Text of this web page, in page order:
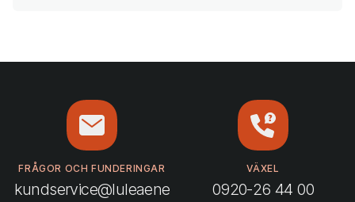
FRÅGOR OCH FUNDERINGAR
kundservice@luleaene
VÄXEL
0920-26 44 00